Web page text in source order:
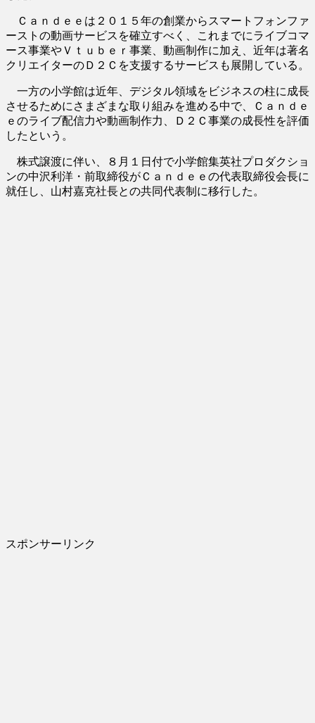
Ｃａｎｄｅｅは２０１５年の創業からスマートフォンファ
ーストの動画サービスを確立すべく、これまでにライブコマ
ース事業やＶｔｕｂｅｒ事業、動画制作に加え、近年は著名
クリエイターのＤ２Ｃを支援するサービスも展開している。
一方の小学館は近年、デジタル領域をビジネスの柱に成長
させるためにさまざまな取り組みを進める中で、Ｃａｎｄｅ
ｅのライブ配信力や動画制作力、Ｄ２Ｃ事業の成長性を評価
したという。
株式譲渡に伴い、８月１日付で小学館集英社プロダクショ
ンの中沢利洋・前取締役がＣａｎｄｅｅの代表取締役会長に
就任し、山村嘉克社長との共同代表制に移行した。
スポンサーリンク